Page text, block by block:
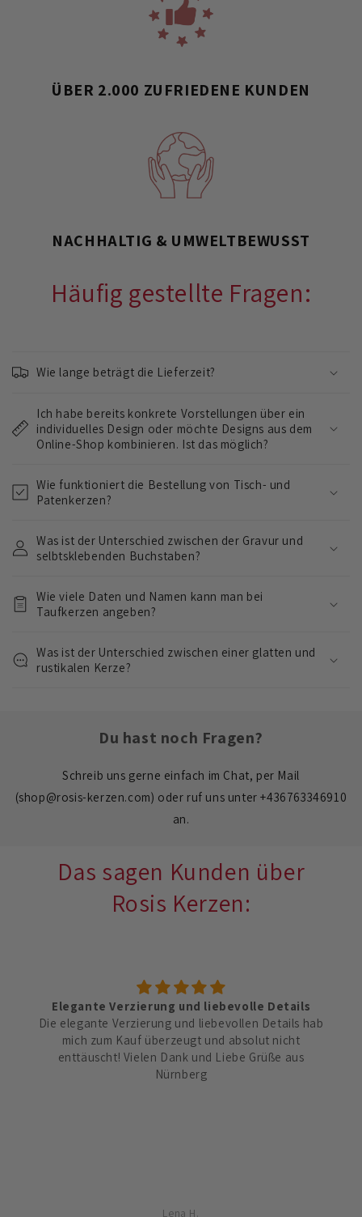
ÜBER 2.000 ZUFRIEDENE KUNDEN
NACHHALTIG & UMWELTBEWUSST
Häufig gestellte Fragen:
i
n
l
p
r
r
I
h
Wie lange beträgt die Lieferzeit?
Ich habe bereits konkrete Vorstellungen über ein
individuelles Design oder möchte Designs aus dem
Online-Shop kombinieren. Ist das möglich?
Wie funktioniert die Bestellung von Tisch- und
Patenkerzen?
Was ist der Unterschied zwischen der Gravur und
selbtsklebenden Buchstaben?
Wie viele Daten und Namen kann man bei
Taufkerzen angeben?
Was ist der Unterschied zwischen einer glatten und
rustikalen Kerze?
Du hast noch Fragen?
Schreib uns gerne einfach im Chat, per Mail
(shop@rosis-kerzen.com) oder ruf uns unter +436763346910
an.
Das sagen Kunden über
Rosis Kerzen:
Gutes Preis-Leistungs-Verhältnis
Die Kerzen sind vergleichsweise ein bisschen teurer
aber absolut gerechtfertigt. Haben bei der Taufkerze
unserer ersten Tochter zu sehr auf den Preis geschaut
und wurden von der Qualität enttäuscht.
Lilly A.